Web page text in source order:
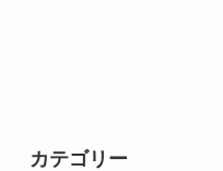
カテゴリー